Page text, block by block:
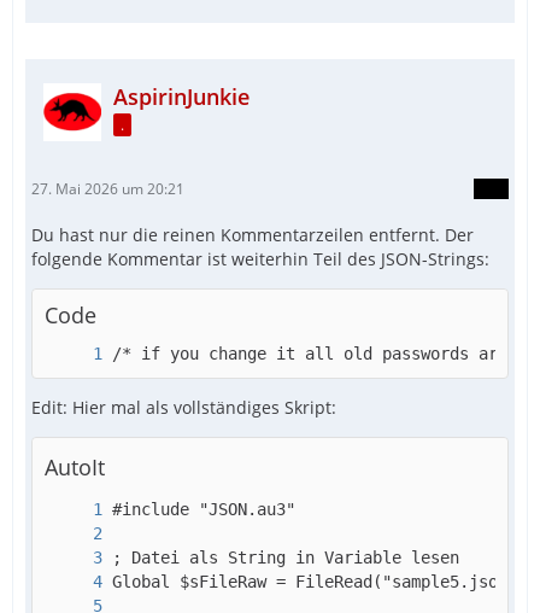
AspirinJunkie
.
27. Mai 2026 um 20:21
Du hast nur die reinen Kommentarzeilen entfernt. Der
folgende Kommentar ist weiterhin Teil des JSON-Strings:
Code
/* if you change it all old passwords are
Edit: Hier mal als vollständiges Skript:
AutoIt